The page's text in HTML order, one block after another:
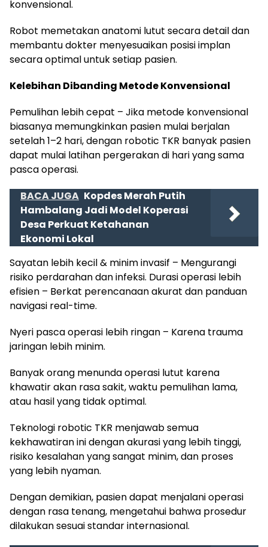
konvensional.
Robot memetakan anatomi lutut secara detail dan
membantu dokter menyesuaikan posisi implan
secara optimal untuk setiap pasien.
Kelebihan Dibanding Metode Konvensional
Pemulihan lebih cepat – Jika metode konvensional
biasanya memungkinkan pasien mulai berjalan
setelah 1–2 hari, dengan robotic TKR banyak pasien
dapat mulai latihan pergerakan di hari yang sama
pasca operasi.
BACA JUGA Kopdes Merah Putih
Hambalang Jadi Model Koperasi
Desa Perkuat Ketahanan
Ekonomi Lokal
Sayatan lebih kecil & minim invasif – Mengurangi
risiko perdarahan dan infeksi. Durasi operasi lebih
efisien – Berkat perencanaan akurat dan panduan
navigasi real-time.
Nyeri pasca operasi lebih ringan – Karena trauma
jaringan lebih minim.
Banyak orang menunda operasi lutut karena
khawatir akan rasa sakit, waktu pemulihan lama,
atau hasil yang tidak optimal.
Teknologi robotic TKR menjawab semua
kekhawatiran ini dengan akurasi yang lebih tinggi,
risiko kesalahan yang sangat minim, dan proses
yang lebih nyaman.
Dengan demikian, pasien dapat menjalani operasi
dengan rasa tenang, mengetahui bahwa prosedur
dilakukan sesuai standar internasional.